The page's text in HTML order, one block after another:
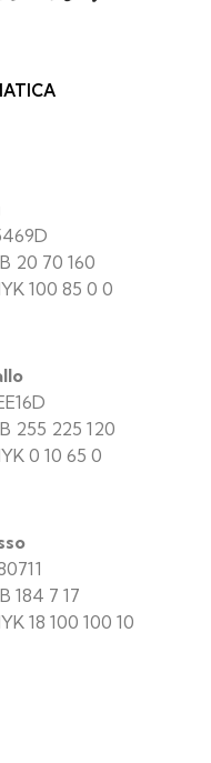
20 70 160
100 85 0 0
255 225 120
0 10 65 0
184 7 17
18 100 100 10